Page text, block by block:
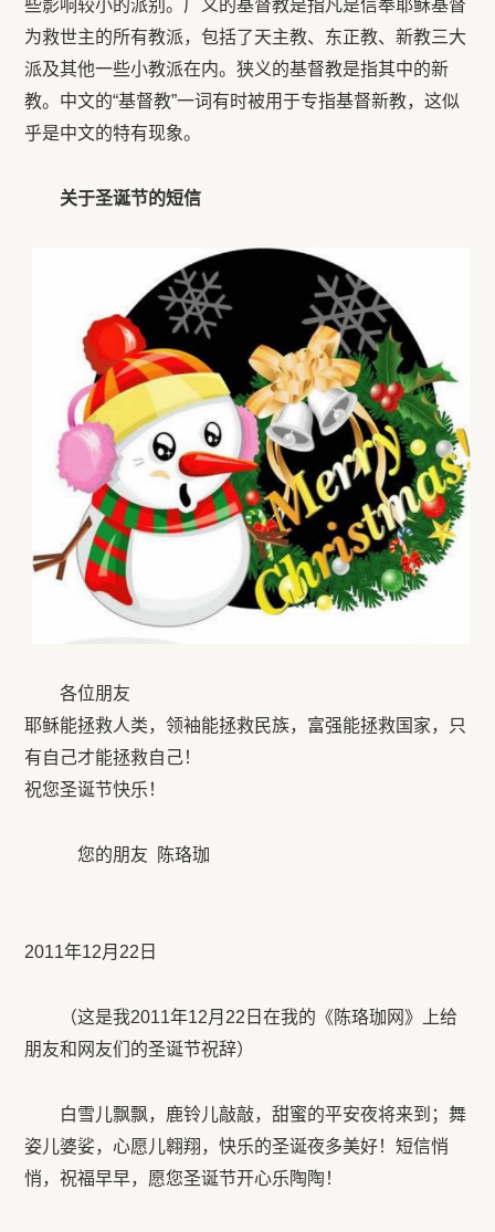
些影响较小的派别。广义的基督教是指凡是信奉耶稣基督
为救世主的所有教派，包括了天主教、东正教、新教三大
派及其他一些小教派在内。狭义的基督教是指其中的新
教。中文的“基督教”一词有时被用于专指基督新教，这似
乎是中文的特有现象。
关于圣诞节的短信
各位朋友
耶稣能拯救人类，领袖能拯救民族，富强能拯救国家，只
有自己才能拯救自己！
祝您圣诞节快乐！
您的朋友 陈珞珈
2011年12月22日
（这是我2011年12月22日在我的《陈珞珈网》上给
朋友和网友们的圣诞节祝辞）
白雪儿飘飘，鹿铃儿敲敲，甜蜜的平安夜将来到；舞
姿儿婆娑，心愿儿翱翔，快乐的圣诞夜多美好！短信悄
悄，祝福早早，愿您圣诞节开心乐陶陶！